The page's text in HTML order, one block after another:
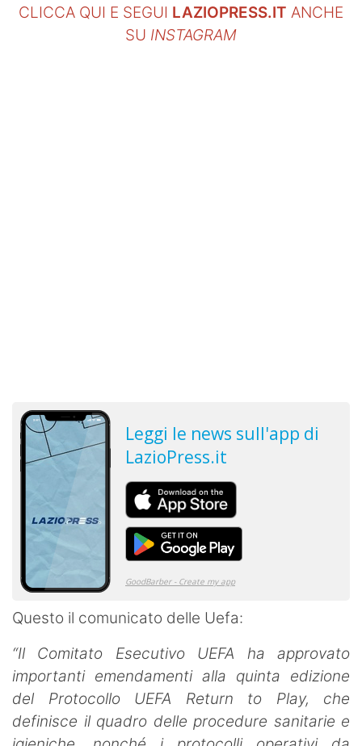
CLICCA QUI E SEGUI LAZIOPRESS.IT ANCHE
SU INSTAGRAM
Questo il comunicato delle Uefa:
“Il Comitato Esecutivo UEFA ha approvato
importanti emendamenti alla quinta edizione
del Protocollo UEFA Return to Play, che
definisce il quadro delle procedure sanitarie e